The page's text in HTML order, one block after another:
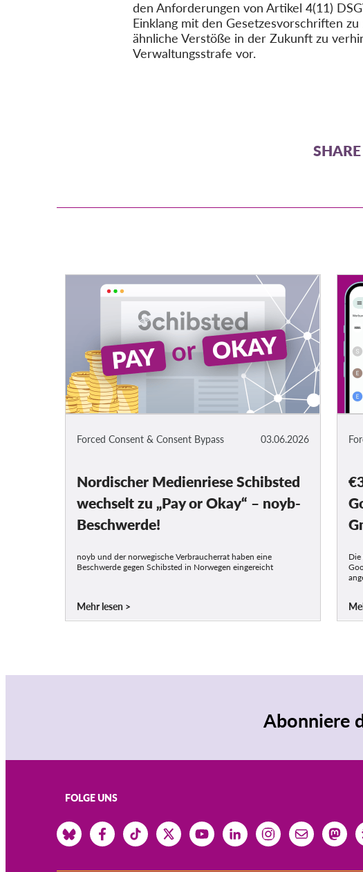
den Anforderungen von Artikel 4(11)
Einklang mit den Gesetzesvorschriften
ähnliche Verstöße in der Zukunft zu
Verwaltungsstrafe vor.
SHARE
03.06.2026
Forced Consent & Consent Bypass
Nordischer Medienriese Schibsted
wechselt zu „Pay or Okay“ – noyb-
Beschwerde!
noyb und der norwegische Verbraucherrat haben eine
Beschwerde gegen Schibsted in Norwegen eingereicht
Mehr lesen
Abonniere
FOLGE UNS